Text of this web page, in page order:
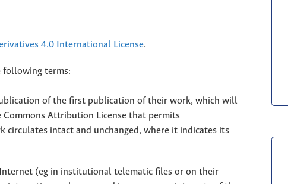
4.0 International License.
following terms:
of the first publication of their work, which will
Attribution License that permits
circulates intact and unchanged, where it indicates its
(eg in institutional telematic files or on their